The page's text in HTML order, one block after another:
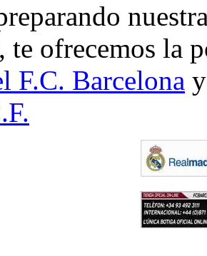
te ofrecemos la
F.C. Barcelona